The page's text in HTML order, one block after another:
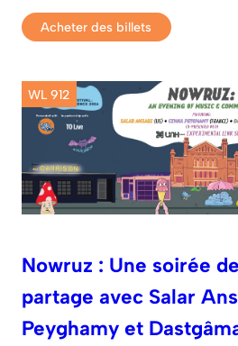
Acheter des billets
WL 912
Nowruz : Une soirée
partage avec Salar
Peyghamy et